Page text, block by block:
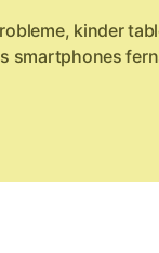
, kinder
smartphones